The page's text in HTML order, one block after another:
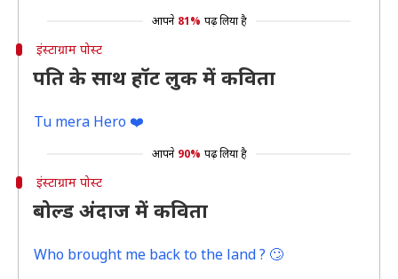
आपने 81% पढ़ लिया है
इंस्टाग्राम पोस्ट
पति के साथ हॉट लुक में कविता
Tu mera Hero ❤️
आपने 90% पढ़ लिया है
इंस्टाग्राम पोस्ट
बोल्ड अंदाज में कविता
Who brought me back to the land ? 🙄